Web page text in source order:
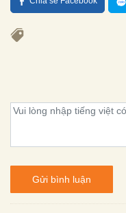
Gửi bình luận